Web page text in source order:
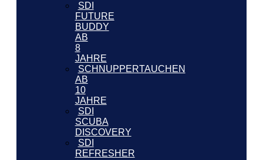
SDI
FUTURE
BUDDY
AB
8
JAHRE
SCHNUPPERTAUCHEN
AB
10
JAHRE
SDI
SCUBA
DISCOVERY
SDI
REFRESHER